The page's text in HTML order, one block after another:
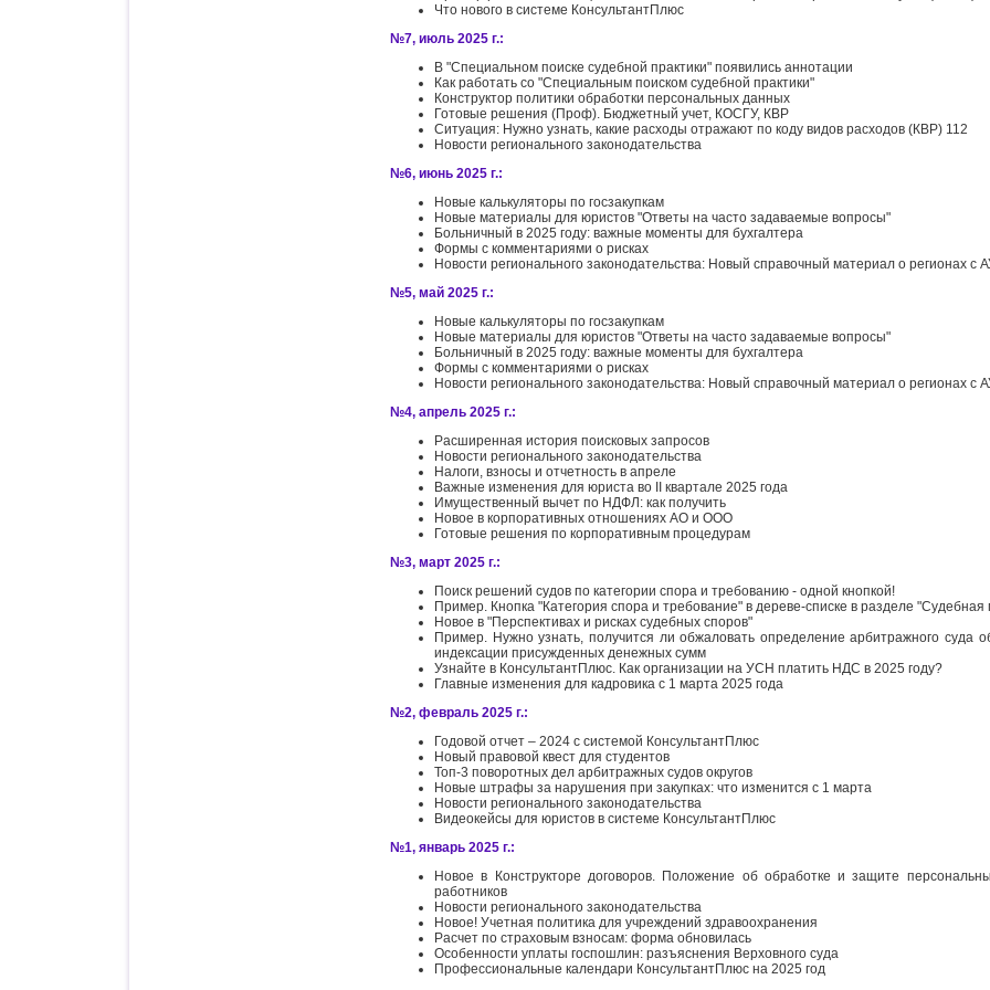
Что нового в системе КонсультантПлюс
№7, июль 2025 г.:
В "Специальном поиске судебной практики" появились аннотации
Как работать со "Специальным поиском судебной практики"
Конструктор политики обработки персональных данных
Готовые решения (Проф). Бюджетный учет, КОСГУ, КВР
Ситуация: Нужно узнать, какие расходы отражают по коду видов расходов (КВР) 112
Новости регионального законодательства
№6, июнь 2025 г.:
Новые калькуляторы по госзакупкам
Новые материалы для юристов "Ответы на часто задаваемые вопросы"
Больничный в 2025 году: важные моменты для бухгалтера
Формы с комментариями о рисках
Новости регионального законодательства: Новый справочный материал о регионах с
№5, май 2025 г.:
Новые калькуляторы по госзакупкам
Новые материалы для юристов "Ответы на часто задаваемые вопросы"
Больничный в 2025 году: важные моменты для бухгалтера
Формы с комментариями о рисках
Новости регионального законодательства: Новый справочный материал о регионах с
№4, апрель 2025 г.:
Расширенная история поисковых запросов
Новости регионального законодательства
Налоги, взносы и отчетность в апреле
Важные изменения для юриста во II квартале 2025 года
Имущественный вычет по НДФЛ: как получить
Новое в корпоративных отношениях АО и ООО
Готовые решения по корпоративным процедурам
№3, март 2025 г.:
Поиск решений судов по категории спора и требованию - одной кнопкой!
Пример. Кнопка "Категория спора и требование" в дереве-списке в разделе "Судебная
Новое в "Перспективах и рисках судебных споров"
Пример. Нужно узнать, получится ли обжаловать определение арбитражного суда
индексации присужденных денежных сумм
Узнайте в КонсультантПлюс. Как организации на УСН платить НДС в 2025 году?
Главные изменения для кадровика с 1 марта 2025 года
№2, февраль 2025 г.:
Годовой отчет – 2024 с системой КонсультантПлюс
Новый правовой квест для студентов
Топ-3 поворотных дел арбитражных судов округов
Новые штрафы за нарушения при закупках: что изменится с 1 марта
Новости регионального законодательства
Видеокейсы для юристов в системе КонсультантПлюс
№1, январь 2025 г.:
Новое в Конструкторе договоров. Положение об обработке и защите
работников
Новости регионального законодательства
Новое! Учетная политика для учреждений здравоохранения
Расчет по страховым взносам: форма обновилась
Особенности уплаты госпошлин: разъяснения Верховного суда
Профессиональные календари КонсультантПлюс на 2025 год